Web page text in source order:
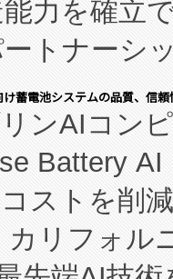
力を確立
トナーシ
実績ある
プ
医薬品製造
チ施設の
チェーン
蓄電池システムの品質、信
ンAIコン
Battery
ストを削
リフォル